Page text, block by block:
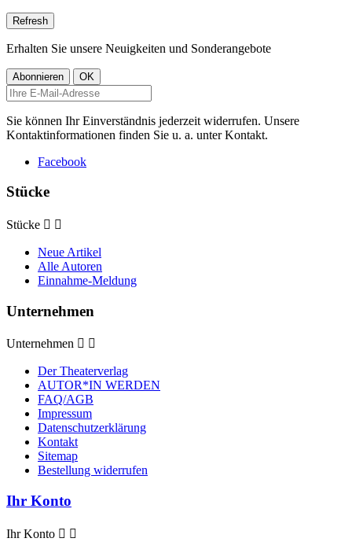
Erhalten Sie unsere Neuigkeiten und Sonderangebote
Sie können Ihr Einverständnis jederzeit widerrufen. Unsere
Kontaktinformationen finden Sie u. a. unter Kontakt.
Facebook
Stücke
Stücke  
Neue Artikel
Alle Autoren
Einnahme-Meldung
Unternehmen
Unternehmen  
Der Theaterverlag
AUTOR*IN WERDEN
FAQ/AGB
Impressum
Datenschutzerklärung
Kontakt
Sitemap
Bestellung widerrufen
Ihr Konto
Ihr Konto  